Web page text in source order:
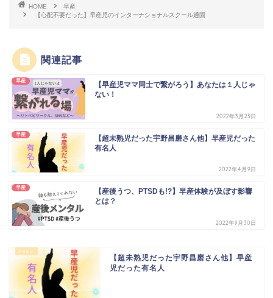
HOME
早産
【心配不要だった】早産児のインターナショナルスクール通園
関連記事
早産
【早産児ママ同士で繋がろう】あなたは１人じゃ
ない！
2022年3月23日
早産
【超未熟児だった宇野昌磨さん他】早産児だった
有名人
2022年4月9日
早産
【産後うつ、PTSDも!?】早産体験が及ぼす影響
とは？
2022年9月30日
【超未熟児だった宇野昌磨さん他】早産
児だった有名人